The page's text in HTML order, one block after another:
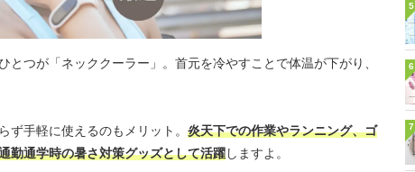
とつが「ネッククーラー」。首元を冷やすことで体温が下がり、
ず手軽に使えるのもメリット。 炎天下での作業やランニング、ゴ
勤通学時の暑さ対策グッズとして活躍しますよ。
5
6
7